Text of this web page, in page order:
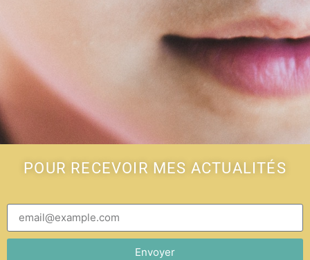
POUR RECEVOIR MES ACTUALITÉS
Envoyer